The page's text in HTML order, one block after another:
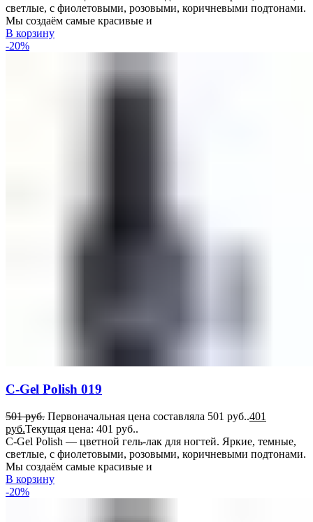
светлые, с фиолетовыми, розовыми, коричневыми подтонами.
Мы создаём самые красивые и
В корзину
-20%
C-Gel Polish 019
501руб. Первоначальная цена составляла 501 руб..401
руб.Текущая цена: 401 руб..
C-Gel Polish — цветной гель-лак для ногтей. Яркие, темные,
светлые, с фиолетовыми, розовыми, коричневыми подтонами.
Мы создаём самые красивые и
В корзину
-20%